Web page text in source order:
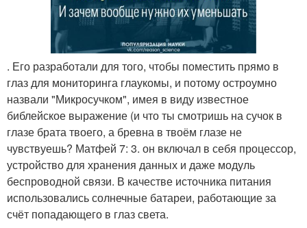
. Его разработали для того, чтобы поместить прямо в
глаз для мониторинга глаукомы, и потому остроумно
назвали "Микросучком", имея в виду известное
библейское выражение (и что ты смотришь на сучок в
глазе брата твоего, а бревна в твоём глазе не
чувствуешь? Матфей 7: 3. он включал в себя процессор,
устройство для хранения данных и даже модуль
беспроводной связи. В качестве источника питания
использовались солнечные батареи, работающие за
счёт попадающего в глаз света.